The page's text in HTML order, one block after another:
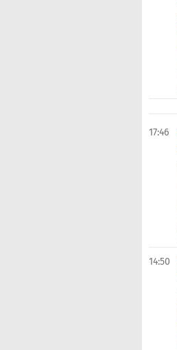
17:46
14:50